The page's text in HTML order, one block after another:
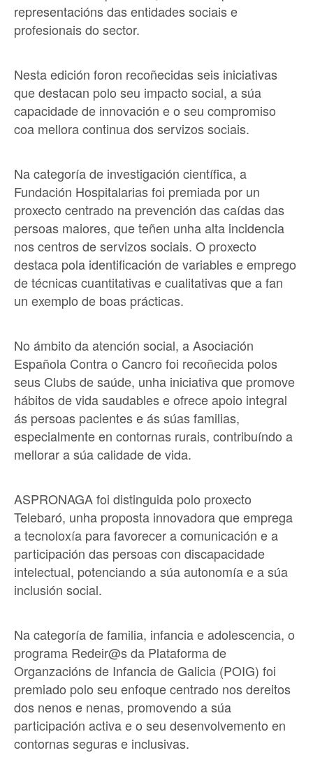
representacións das entidades sociais e
profesionais do sector.
Nesta edición foron recoñecidas seis iniciativas
que destacan polo seu impacto social, a súa
capacidade de innovación e o seu compromiso
coa mellora continua dos servizos sociais.
Na categoría de investigación científica, a
Fundación Hospitalarias foi premiada por un
proxecto centrado na prevención das caídas das
persoas maiores, que teñen unha alta incidencia
nos centros de servizos sociais. O proxecto
destaca pola identificación de variables e emprego
de técnicas cuantitativas e cualitativas que a fan
un exemplo de boas prácticas.
No ámbito da atención social, a Asociación
Española Contra o Cancro foi recoñecida polos
seus Clubs de saúde, unha iniciativa que promove
hábitos de vida saudables e ofrece apoio integral
ás persoas pacientes e ás súas familias,
especialmente en contornas rurais, contribuíndo a
mellorar a súa calidade de vida.
ASPRONAGA foi distinguida polo proxecto
Telebaró, unha proposta innovadora que emprega
a tecnoloxía para favorecer a comunicación e a
participación das persoas con discapacidade
intelectual, potenciando a súa autonomía e a súa
inclusión social.
Na categoría de familia, infancia e adolescencia, o
programa Redeir@s da Plataforma de
Organzacións de Infancia de Galicia (POIG) foi
premiado polo seu enfoque centrado nos dereitos
dos nenos e nenas, promovendo a súa
participación activa e o seu desenvolvemento en
contornas seguras e inclusivas.